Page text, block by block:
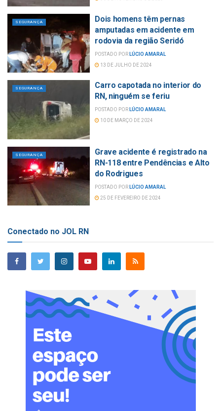
SEGURANÇA
Dois homens têm pernas
amputadas em acidente em
rodovia da região Seridó
POSTADO POR LÚCIO AMARAL
13 DE JULHO DE 2024
SEGURANÇA
Carro capotada no interior do
RN, ninguém se feriu
POSTADO POR LÚCIO AMARAL
10 DE MARÇO DE 2024
SEGURANÇA
Grave acidente é registrado na
RN-118 entre Pendências e Alto
do Rodrigues
POSTADO POR LÚCIO AMARAL
25 DE FEVEREIRO DE 2024
Conectado no JOL RN